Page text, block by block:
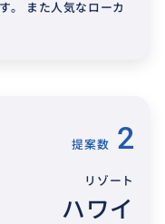
。 また人気なローカ
提案数 2
リゾート
ハワイ